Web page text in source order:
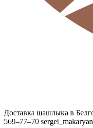
Доставка шашлыка в
569‒77‒70